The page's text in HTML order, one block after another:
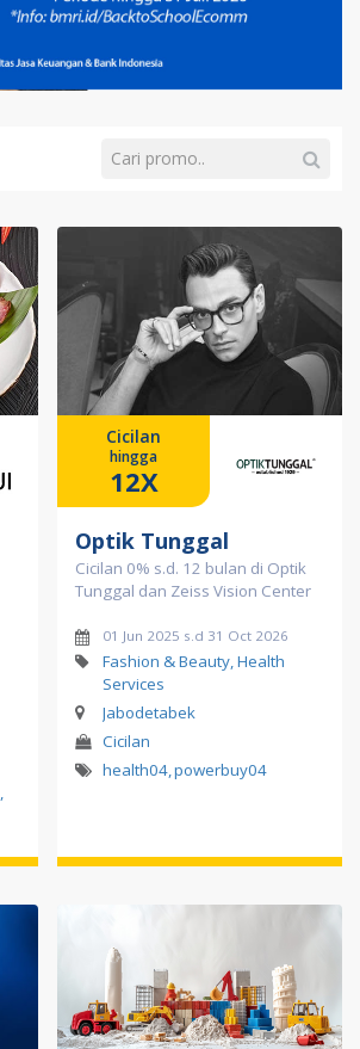
,
Cicilan
hingga
12X
Optik Tunggal
Cicilan 0% s.d. 12 bulan di Optik
Tunggal dan Zeiss Vision Center
01 Jun 2025 s.d 31 Oct 2026
Fashion & Beauty, Health
Services
Jabodetabek
Cicilan
health04,powerbuy04